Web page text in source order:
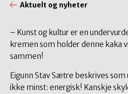
Aktuelt og nyheter
– Kunst og kultur er en
kremen som holder denne kaka
sammen!
Eigunn Stav Sætre beskrives
ikke minst: energisk! Kanskje